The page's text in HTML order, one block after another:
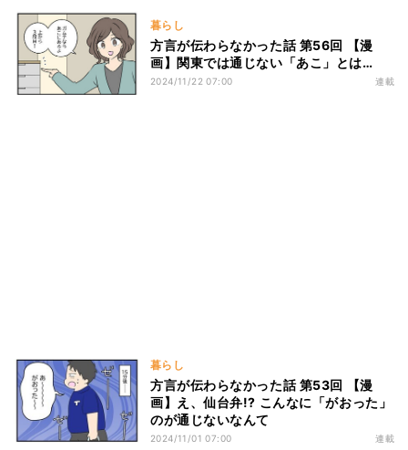
暮らし
方言が伝わらなかった話 第56回 【漫
画】関東では通じない「あこ」とは…
2024/11/22 07:00 連載
暮らし
方言が伝わらなかった話 第53回 【漫
画】え、仙台弁!? こんなに「がおった」
のが通じないなんて
2024/11/01 07:00 連載